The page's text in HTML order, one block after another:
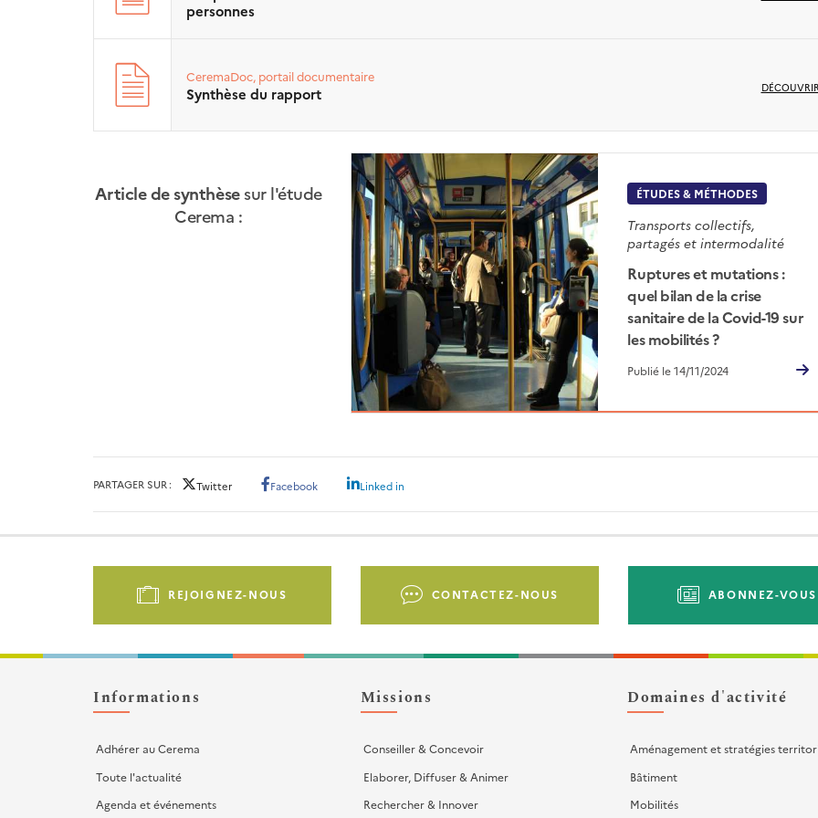
personnes
CeremaDoc, portail documentaire
Synthèse du rapport
Article de synthèsesur l'étude
Cerema :
ÉTUDES & MÉTHODES
Transports collectifs,
partagés et intermodalité
Ruptures et mutations :
quel bilan de la crise
sanitaire de la Covid-19 sur
les mobilités ?
Publié le 14/11/2024
PARTAGER SUR Twitter Facebook Linked in
Pied
Liens
d'actions
REJOIGNEZ-NOUS CONTACTEZ-NOUS ABONNEZ-VOUS
Informations
Adhérer au Cerema
Toute l'actualité
Agenda et événements
Missions
Conseiller & Concevoir
Elaborer, Diffuser & Animer
Rechercher & Innover
Domaines d'activité
Aménagement et stratégies
Bâtiment
Mobilités